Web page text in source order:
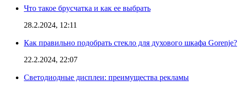
Что такое брусчатка и как ее выбрать
28.2.2024, 12:11
Как правильно подобрать стекло для духового шкафа Gorenje?
22.2.2024, 22:07
Светодиодные дисплеи: преимущества рекламы